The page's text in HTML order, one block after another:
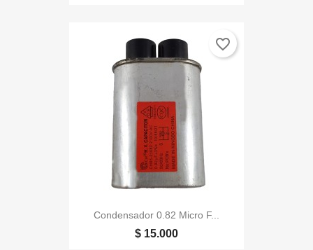
Condensador 0.82 Micro F...
$ 15.000
favorite_border